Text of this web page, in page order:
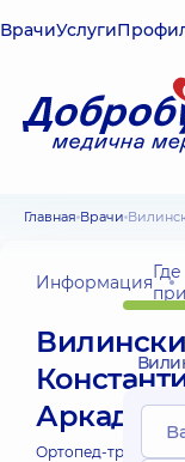
ВрачиУслуги
Главная Врачи
ИнформацияГде
Ортопед-